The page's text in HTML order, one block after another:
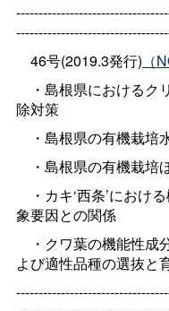
46号(2019.3発行) （
・島根県におけるク
除対策
・島根県の有機栽培
・島根県の有機栽培
・カキ‘西条’におけ
象要因との関係
・クワ葉の機能性成
よび適性品種の選抜と